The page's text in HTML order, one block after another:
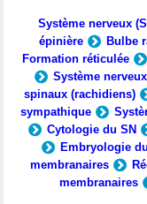
Système nerveux
épinière
Bulbe
Formation réticulée
Système
spinaux (rachidiens)
sympathique
Cytologie du SN
Embryologie
membranaires
membranaires